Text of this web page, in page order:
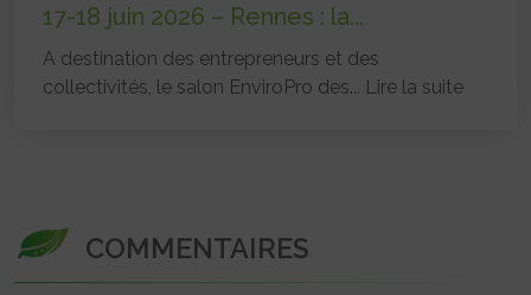
17-18 juin 2026 – Rennes : la...
A destination des entrepreneurs et des
collectivités, le salon EnviroPro des... Lire la suite
COMMENTAIRES